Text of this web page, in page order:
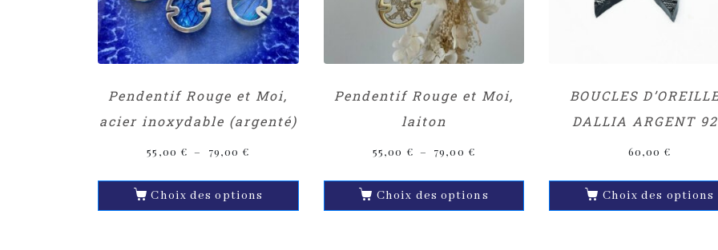
Pendentif Rouge et Moi,
acier inoxydable (argenté)
55,00 € – 79,00 €
Choix des options
Pendentif Rouge et Moi,
laiton
55,00 € – 79,00 €
Choix des options
BOUCLES
DALLIA ARGENT
60,00 €
Choix des options